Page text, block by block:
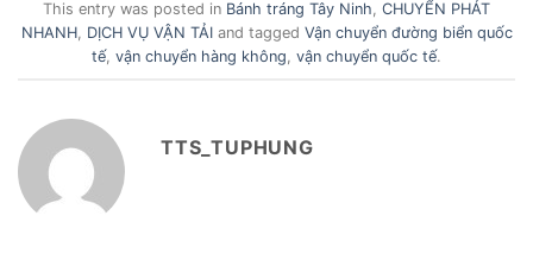
This entry was posted in Bánh tráng Tây Ninh CHUYỂN PHÁT
NHANH, DỊCH VỤ VẬN TẢIand tagged Vận chuyển đường biển quốc
tế vận chuyển hàng không vận chuyển quốc tế.
TTS_TUPHUNG